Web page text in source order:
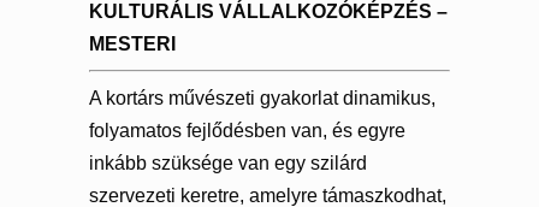
KULTURÁLIS VÁLLALKOZÓKÉPZÉS –
MESTERI
A kortárs művészeti gyakorlat dinamikus,
folyamatos fejlődésben van, és egyre
inkább szüksége van egy szilárd
szervezeti keretre, amelyre támaszkodhat,